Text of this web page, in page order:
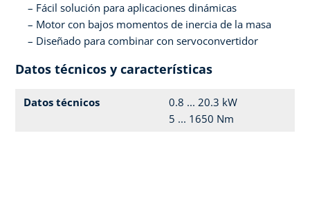
Fácil solución para aplicaciones dinámicas
Motor con bajos momentos de inercia de la masa
Diseñado para combinar con servoconvertidor
Datos técnicos y características
Datos técnicos
0.8 ... 20.3 kW
5 ... 1650 Nm